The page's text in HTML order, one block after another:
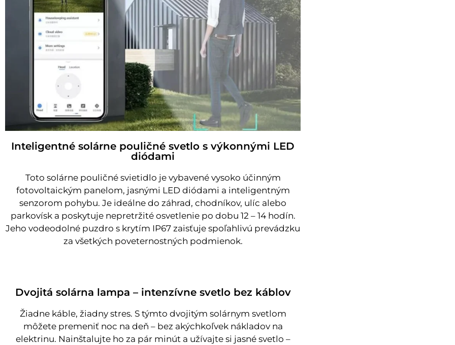
Inteligentné solárne pouličné svetlo s výkonnými LED
diódami
Toto solárne pouličné svietidlo je vybavené vysoko účinným
fotovoltaickým panelom, jasnými LED diódami a inteligentným
senzorom pohybu. Je ideálne do záhrad, chodníkov, ulíc alebo
parkovísk a poskytuje nepretržité osvetlenie po dobu 12 – 14 hodín.
Jeho vodeodolné puzdro s krytím IP67 zaisťuje spoľahlivú prevádzku
za všetkých poveternostných podmienok.
Dvojitá solárna lampa – intenzívne svetlo bez káblov
Žiadne káble, žiadny stres. S týmto dvojitým solárnym svetlom
môžete premeniť noc na deň – bez akýchkoľvek nákladov na
elektrinu. Nainštalujte ho za pár minút a užívajte si jasné svetlo –